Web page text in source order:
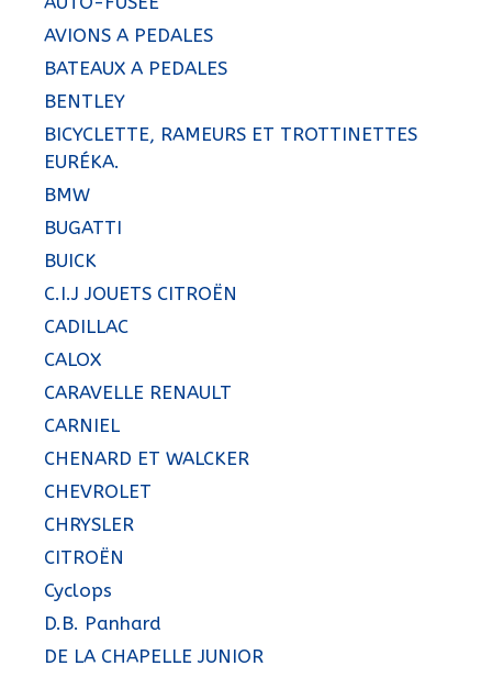
AVIONS A PEDALES
BATEAUX A PEDALES
BENTLEY
BICYCLETTE, RAMEURS ET TROTTINETTES
EURÉKA.
BMW
BUGATTI
BUICK
C.I.J JOUETS CITROËN
CADILLAC
CALOX
CARAVELLE RENAULT
CARNIEL
CHENARD ET WALCKER
CHEVROLET
CHRYSLER
CITROËN
Cyclops
D.B. Panhard
DE LA CHAPELLE JUNIOR